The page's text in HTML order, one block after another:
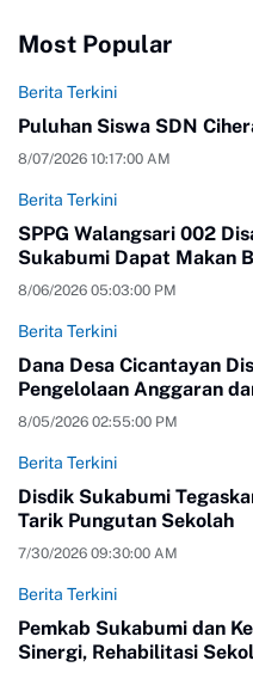
Most Popular
Berita Terkini
Puluhan Siswa SDN
8/07/2026 10:17:00 AM
Berita Terkini
SPPG Walangsari 002
Sukabumi Dapat Makan
8/06/2026 05:03:00 PM
Berita Terkini
Dana Desa Cicantayan
Pengelolaan Anggaran
8/05/2026 02:55:00 PM
Berita Terkini
Disdik Sukabumi
Tarik Pungutan Sekolah
7/30/2026 09:30:00 AM
Berita Terkini
Pemkab Sukabumi dan
Sinergi, Rehabilitasi